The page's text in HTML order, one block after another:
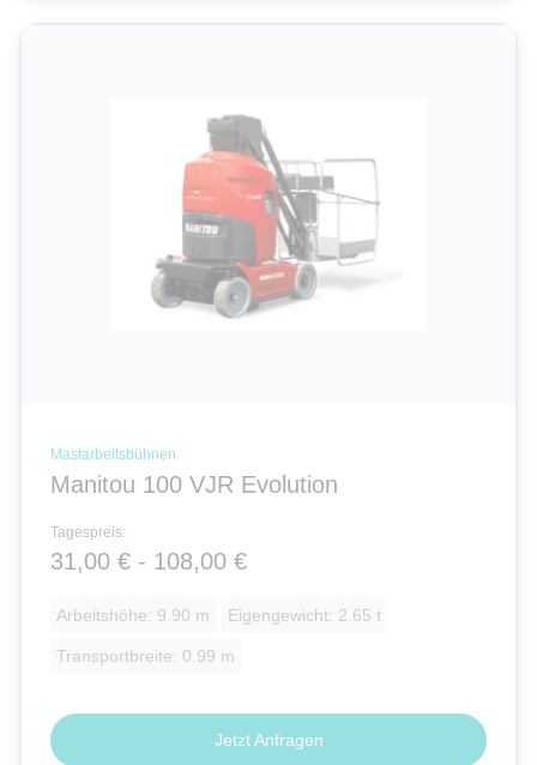
Mastarbeitsbühnen
Manitou 100 VJR Evolution
Tagespreis:
31,00 € - 108,00 €
Arbeitshöhe: 9.90 m Eigengewicht: 2.65 t
Transportbreite: 0.99 m
Jetzt Anfragen